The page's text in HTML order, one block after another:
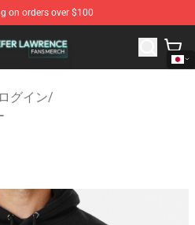
on orders over $100
- Official Jennifer Lawrence
グイン/